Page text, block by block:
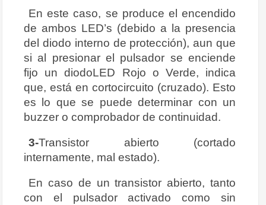
En este caso, se produce el encendido
de ambos LED’s (debido a la presencia
del diodo interno de protección), aun que
si al presionar el pulsador se enciende
fijo un diodoLED Rojo o Verde, indica
que, está en cortocircuito (cruzado). Esto
es lo que se puede determinar con un
buzzer o comprobador de continuidad.
3-Transistor abierto (cortado
internamente, mal estado).
En caso de un transistor abierto, tanto
con el pulsador activado como sin